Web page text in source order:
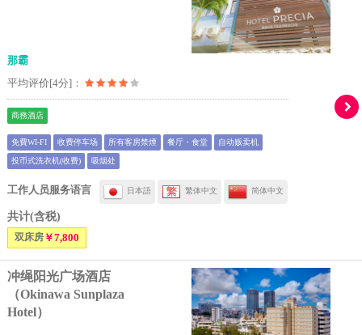
那霸
平均评价[4分]：
商務酒店
免費WI-FI 收费停车场 所有客房禁煙 餐厅・食堂 自动贩卖机
投币式洗衣机(收费) 吸烟处
工作人员服务语言 日本語 繁体中文 简体中文
共计(含税)
双床房￥7,800
冲绳阳光广场酒店
（Okinawa Sunplaza
Hotel）